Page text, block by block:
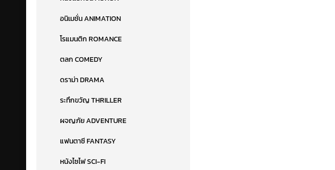
อนิเมชั่น ANIMATION
โรแมนติก ROMANCE
ตลก COMEDY
ดราม่า DRAMA
ระทึกขวัญ THRILLER
ผจญภัย ADVENTURE
แฟนตาซี FANTASY
หนังไซไฟ SCI-FI